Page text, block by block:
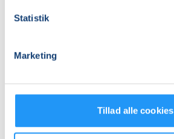
Statistik
Marketing
Tillad alle cookies
Relaterede hold